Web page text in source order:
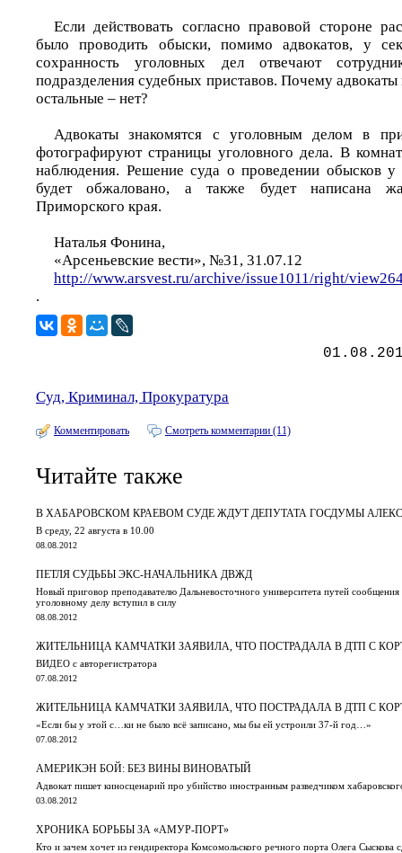
Если действовать согласно правовой стороне
было проводить обыски, помимо адвокатов, у
сохранность уголовных дел отвечают
подразделения судебных приставов. Почему
остальные – нет?
Адвокаты знакомятся с уголовным делом в
фотографируют страницы уголовного дела. В
наблюдения. Решение суда о проведении обысков у
будет обжаловано, а также будет написана
Приморского края.
Наталья Фонина,
«Арсеньевские вести», №31, 31.07.12
http://www.arsvest.ru/archive/issue1011/right/
.
Суд, Криминал, Прокуратура
Комментировать Смотреть комментарии (11)
Читайте также
В ХАБАРОВСКОМ КРАЕВОМ СУДЕ ЖДУТ ДЕПУТАТА ГОСДУМЫ
В среду, 22 августа в 10.00
08.08.2012
ПЕТЛЯ СУДЬБЫ ЭКС-НАЧАЛЬНИКА ДВЖД
Новый приговор преподавателю Дальневосточного университета путей
уголовному делу вступил в силу
08.08.2012
ЖИТЕЛЬНИЦА КАМЧАТКИ ЗАЯВИЛА, ЧТО ПОСТРАДАЛА В ДТП С
ВИДЕО с авторегистратора
07.08.2012
ЖИТЕЛЬНИЦА КАМЧАТКИ ЗАЯВИЛА, ЧТО ПОСТРАДАЛА В ДТП С
«Если бы у этой с…ки не было всё записано, мы бы ей устроили 37-й год…»
07.08.2012
АМЕРИКЭН БОЙ: БЕЗ ВИНЫ ВИНОВАТЫЙ
Адвокат пишет киносценарий про убийство иностранным разведчиком
03.08.2012
ХРОНИКА БОРЬБЫ ЗА «АМУР-ПОРТ»
Кто и зачем хочет из гендиректора Комсомольского речного порта Олега Сыскова